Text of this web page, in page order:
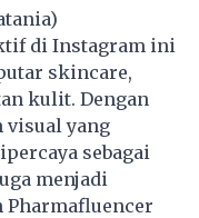
di Instagram ini
skincare,
kulit. Dengan
visual yang
sebagai
menjadi
Pharmafluencer